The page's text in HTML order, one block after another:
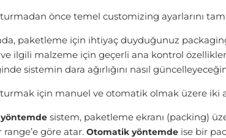
önce temel customizing ayarlarını
paketleme için ihtiyaç duyduğunuz
ilgili malzeme için geçerli ana kontrol
sistemin dara ağırlığını nasıl
için manuel ve otomatik olmak üzere iki
sistem, paketleme ekranı (packing)
göre atar. Otomatik yöntemde ise bir